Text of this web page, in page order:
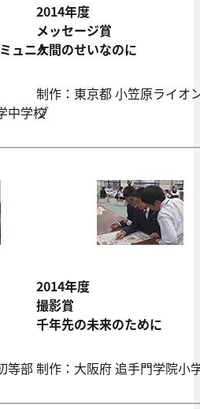
ュニケ
中学校
2014年度
メッセージ賞
人間のせいなのに
制作：東京都 小笠原ライオ
ブ
等部
2014年度
撮影賞
千年先の未来のために
制作：大阪府 追手門学院小